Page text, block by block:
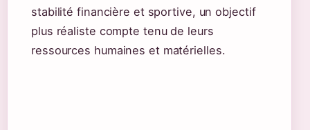
stabilité financière et sportive, un objectif
plus réaliste compte tenu de leurs
ressources humaines et matérielles.